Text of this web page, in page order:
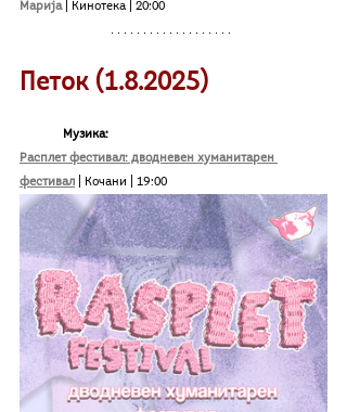
Марија
| Кинотека | 20:00
Петок (1.8.2025)
Музика:
Расплет фестивал: дводневен хуманитарен
фестивал | Кочани | 19:00